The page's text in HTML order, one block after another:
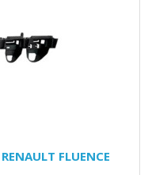
FLUENCE